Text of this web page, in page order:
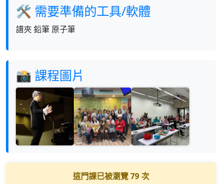
🛠 需要準備的工具/軟體
譜夾 鉛筆 原子筆
📸 課程圖片
這門課已被瀏覽79次